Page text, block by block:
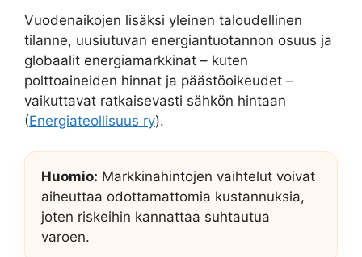
Vuodenaikojen lisäksi yleinen taloudellinen
tilanne, uusiutuvan energiantuotannon osuus ja
globaalit energiamarkkinat – kuten
polttoaineiden hinnat ja päästöoikeudet –
vaikuttavat ratkaisevasti sähkön hintaan
(Energiateollisuus ry).
Huomio: Markkinahintojen vaihtelut voivat
aiheuttaa odottamattomia kustannuksia,
joten riskeihin kannattaa suhtautua
varoen.